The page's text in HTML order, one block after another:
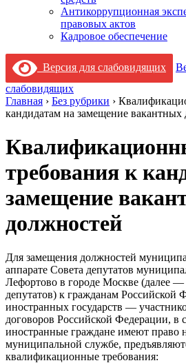
Антикоррупционная
правовых актов
Кадровое обеспечение
Версия для слабовидящих
слабовидящих
Главная › Без рубрики ›
кандидатам на замещение вакантных
требования к
замещение
должностей
Для замещения должностей
аппарате Совета депутатов
Лефортово в городе Москве (далее —
депутатов) к гражданам Российской
иностранных государств —
договоров Российской Федерации, в
иностранные граждане имеют право
муниципальной службе,
квалификационные требования: